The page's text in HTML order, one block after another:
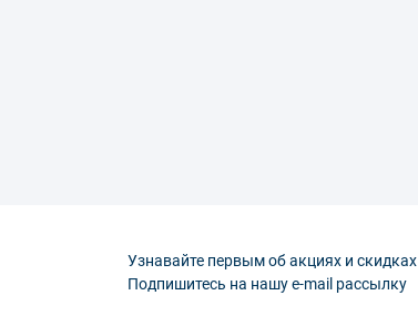
Узнавайте первым об акциях и скидках
Подпишитесь на нашу e-mail рассылку